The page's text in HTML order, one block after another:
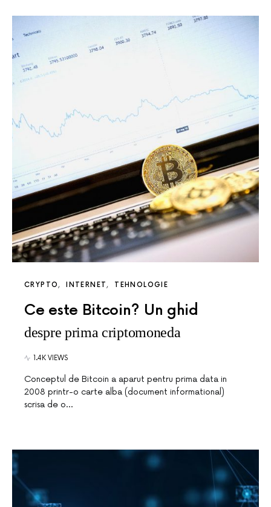
CRYPTO INTERNET TEHNOLOGIE
Ce este Bitcoin? Un ghid
despre prima criptomoneda
1.4K VIEWS
Conceptul de Bitcoin a aparut pentru prima data in
2008 printr-o carte alba (document informational)
scrisa de o…